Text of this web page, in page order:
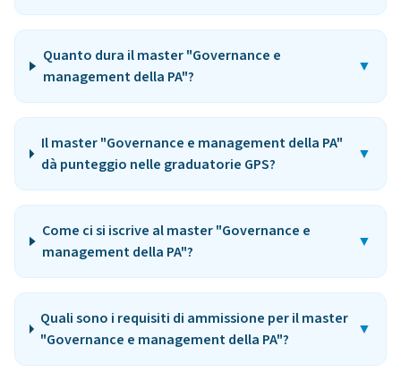
Quanto dura il master "Governance e
management della PA"?
▼
Il master "Governance e management della PA"
dà punteggio nelle graduatorie GPS?
▼
Come ci si iscrive al master "Governance e
management della PA"?
▼
Quali sono i requisiti di ammissione per il master
"Governance e management della PA"?
▼